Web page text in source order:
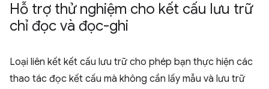
Hỗ trợ thử nghiệm cho kết cấu lưu trữ
chỉ đọc và đọc-ghi
Loại liên kết kết cấu lưu trữ cho phép bạn thực hiện các
thao tác đọc kết cấu mà không cần lấy mẫu và lưu trữ